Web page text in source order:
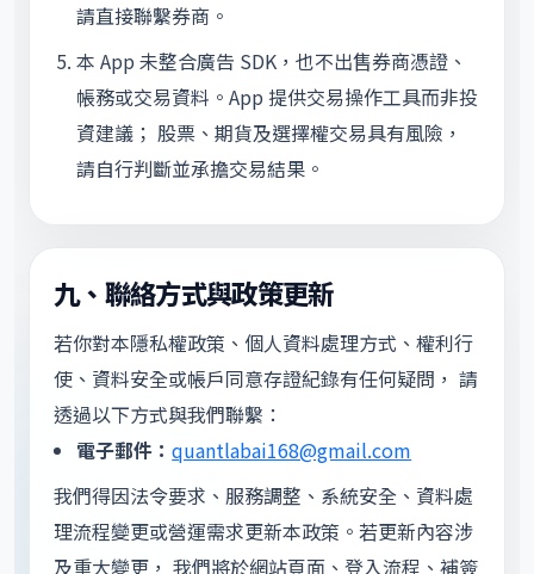
請直接聯繫券商。
本 App 未整合廣告 SDK，也不出售券商憑證、
帳務或交易資料。App 提供交易操作工具而非投
資建議； 股票、期貨及選擇權交易具有風險，
請自行判斷並承擔交易結果。
九、聯絡方式與政策更新
若你對本隱私權政策、個人資料處理方式、權利行
使、資料安全或帳戶同意存證紀錄有任何疑問， 請
透過以下方式與我們聯繫：
電子郵件：quantlabai168@gmail.com
我們得因法令要求、服務調整、系統安全、資料處
理流程變更或營運需求更新本政策。若更新內容涉
及重大變更， 我們將於網站頁面、登入流程、補簽